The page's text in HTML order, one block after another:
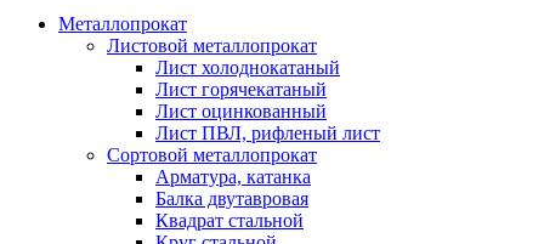
Металлопрокат
Листовой металлопрокат
Лист холоднокатаный
Лист горячекатаный
Лист оцинкованный
Лист ПВЛ, рифленый лист
Сортовой металлопрокат
Арматура, катанка
Балка двутавровая
Квадрат стальной